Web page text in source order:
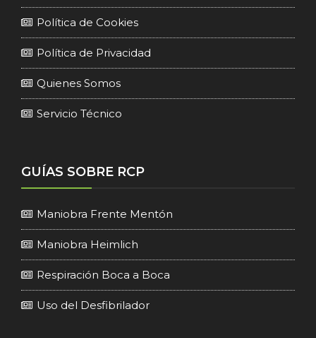
Política de Cookies
Política de Privacidad
Quienes Somos
Servicio Técnico
GUÍAS SOBRE RCP
Maniobra Frente Mentón
Maniobra Heimlich
Respiración Boca a Boca
Uso del Desfibrilador